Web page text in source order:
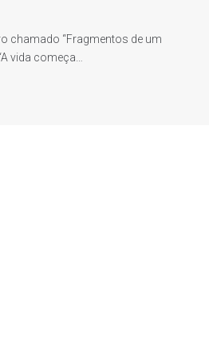
chamado “Fragmentos de um
vida começa…